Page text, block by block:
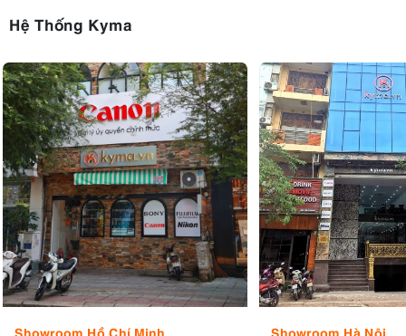
Hệ Thống Kyma
Showroom Hồ Chí Minh Showroom Hà Nội